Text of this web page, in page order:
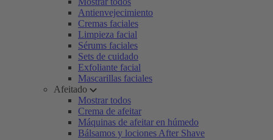
Antienvejecimiento
Cremas faciales
Limpieza facial
Sérums faciales
Sets de cuidado
Exfoliante facial
Mascarillas faciales
Afeitado
Mostrar todos
Crema de afeitar
Máquinas de afeitar en húmedo
Bálsamos y lociones After Shave